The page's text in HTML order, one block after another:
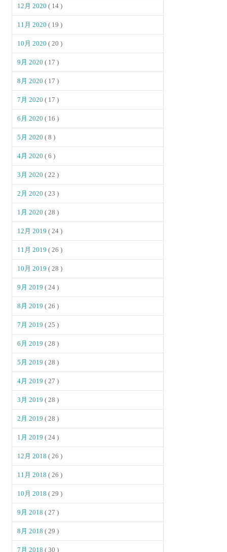
12月 2020( 14 )
11月 2020( 19 )
10月 2020( 20 )
9月 2020( 17 )
8月 2020( 17 )
7月 2020( 17 )
6月 2020( 16 )
5月 2020( 8 )
4月 2020( 6 )
3月 2020( 22 )
2月 2020( 23 )
1月 2020( 28 )
12月 2019( 24 )
11月 2019( 26 )
10月 2019( 28 )
9月 2019( 24 )
8月 2019( 26 )
7月 2019( 25 )
6月 2019( 28 )
5月 2019( 28 )
4月 2019( 27 )
3月 2019( 28 )
2月 2019( 28 )
1月 2019( 24 )
12月 2018( 26 )
11月 2018( 26 )
10月 2018( 29 )
9月 2018( 27 )
8月 2018( 29 )
7月 2018( 30 )